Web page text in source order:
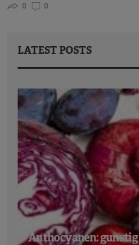
0
0
LATEST POSTS
Anthocyanen: